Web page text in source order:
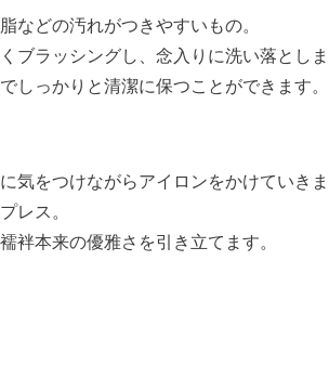
などの汚れがつきやすいもの。
ブラッシングし、念入りに洗い落としま
しっかりと清潔に保つことができます。
気をつけながらアイロンをかけていきま
レス。
袢本来の優雅さを引き立てます。